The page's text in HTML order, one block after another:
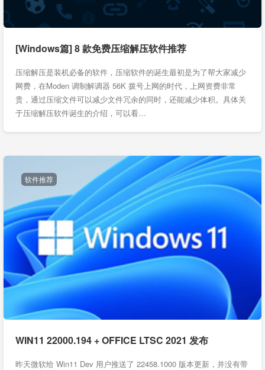
[Windows篇] 8 款免费压缩解压软件推荐
压缩解压是装机必备的软件，压缩软件的诞生最初是为了帮大家减少
网费，在Moden 调制解调器 56K 拨号上网的时代，上网资费非常
贵，通过压缩文件可以减少文件冗余的同时，还能减少体积。具体关
于压缩解压软件诞生的介绍，可以看…
软件推荐
WIN11 22000.194 + OFFICE LTSC 2021 发布
昨天微软给 Win11 Dev 用户推送了 22458.1000 版本更新，并没有带